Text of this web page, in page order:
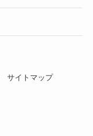
サイトマップ